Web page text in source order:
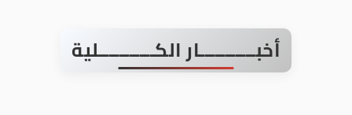
أخبـــــــــــار الكـــــــــــلية